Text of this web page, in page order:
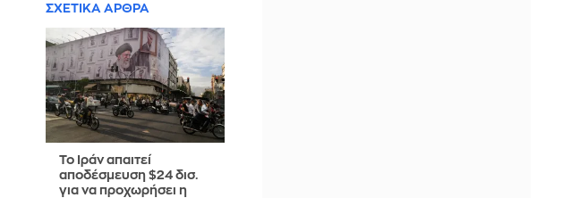
ΣΧΕΤΙΚΑ ΑΡΘΡΑ
Το Ιράν απαιτεί
αποδέσμευση $24 δισ.
για να προχωρήσει η